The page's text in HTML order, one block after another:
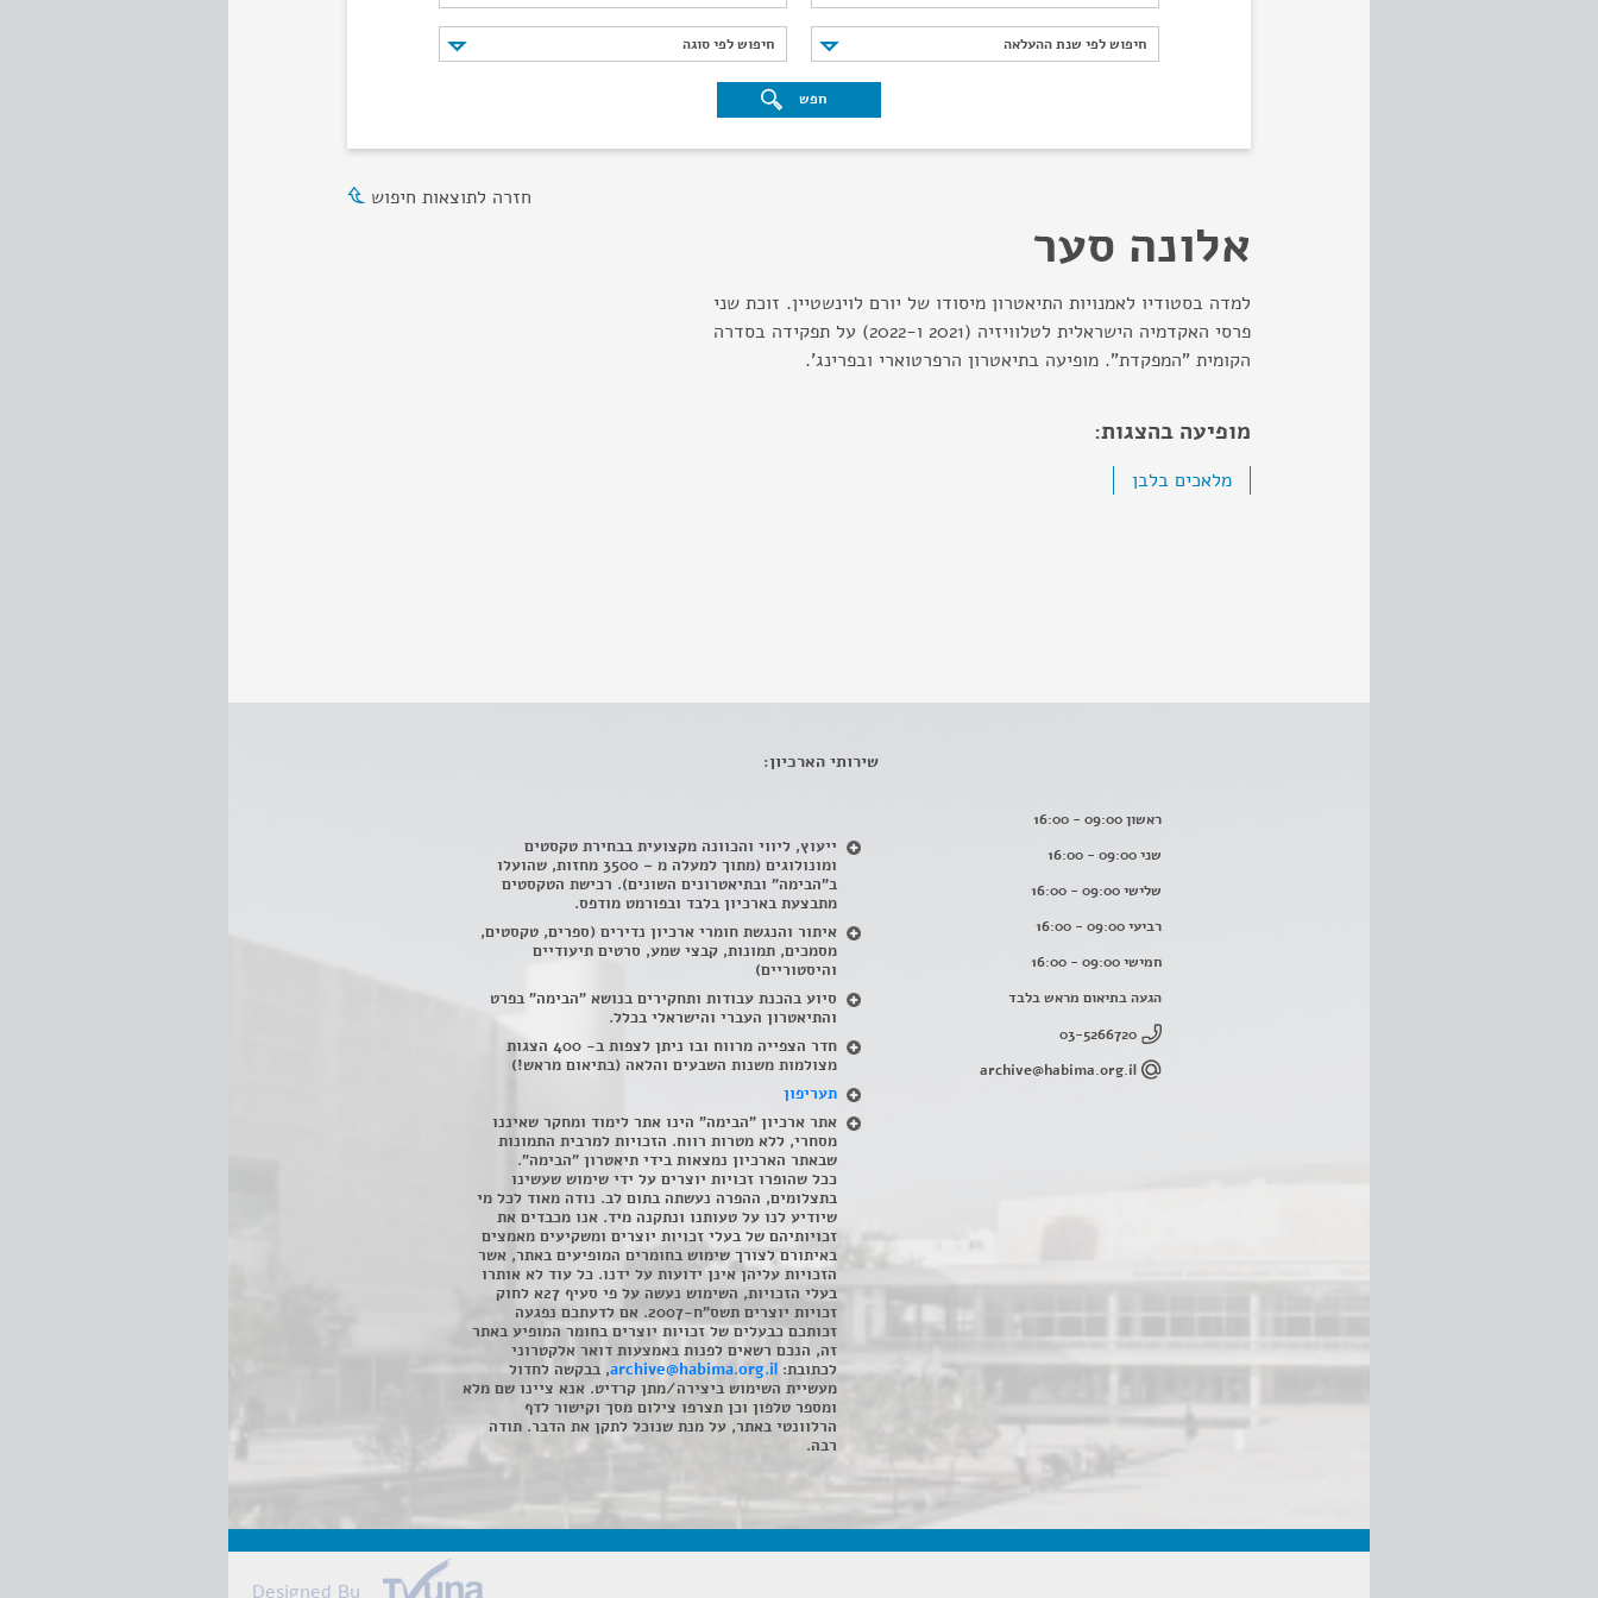
חיפוש לפי שנת ההעלאה
חיפוש לפי שנת ההעלאה חיפוש לפי סוגה
חיפוש לפי סוגה
חפש
חזרה לתוצאות חיפוש
אלונה סער
למדה בסטודיו לאמנויות התיאטרון מיסודו של יורם לוינשטיין. זוכת שני
פרסי האקדמיה הישראלית לטלוויזיה (2021 ו-2022) על תפקידה בסדרה
הקומית "המפקדת". מופיעה בתיאטרון הרפרטוארי ובפרינג'.
מופיעה בהצגות:
מלאכים בלבן
ראשון 09:00 - 16:00
שני 09:00 - 16:00
שלישי 09:00 - 16:00
רביעי 09:00 - 16:00
חמישי 09:00 - 16:00
הגעה בתיאום מראש בלבד
03-5266720
archive@habima.org.il
שירותי הארכיון:
ייעוץ, ליווי והכוונה מקצועית בבחירת טקסטים
ומונולוגים (מתוך למעלה מ – 3500 מחזות, שהועלו
ב"הבימה" ובתיאטרונים השונים). רכישת הטקסטים
מתבצעת בארכיון בלבד ובפורמט מודפס.
איתור והנגשת חומרי ארכיון נדירים (ספרים, טקסטים,
מסמכים, תמונות, קבצי שמע, סרטים תיעודיים
והיסטוריים)
סיוע בהכנת עבודות ותחקירים בנושא "הבימה" בפרט
והתיאטרון העברי והישראלי בכלל.
חדר הצפייה מרווח ובו ניתן לצפות ב- 400 הצגות
מצולמות משנות השבעים והלאה (בתיאום מראש!)
תעריפון
אתר ארכיון "הבימה" הינו אתר לימוד ומחקר שאיננו
מסחרי, ללא מטרות רווח. הזכויות למרבית התמונות
שבאתר הארכיון נמצאות בידי תיאטרון "הבימה".
ככל שהופרו זכויות יוצרים על ידי שימוש שעשינו
בתצלומים, ההפרה נעשתה בתום לב. נודה מאוד לכל מי
שיודיע לנו על טעותנו ונתקנה מיד. אנו מכבדים את
זכויותיהם של בעלי זכויות יוצרים ומשקיעים מאמצים
באיתורם לצורך שימוש בחומרים המופיעים באתר, אשר
הזכויות עליהן אינן ידועות על ידנו. כל עוד לא אותרו
בעלי הזכויות, השימוש נעשה על פי סעיף 27א לחוק
זכויות יוצרים תשס"ח-2007. אם לדעתכם נפגעה
זכותכם כבעלים של זכויות יוצרים בחומר המופיע באתר
זה, הנכם רשאים לפנות באמצעות דואר אלקטרוני
לכתובת: archive@habima.org.il, בבקשה לחדול
מעשיית השימוש ביצירה/מתן קרדיט. אנא ציינו שם מלא
ומספר טלפון וכן תצרפו צילום מסך וקישור לדף
הרלוונטי באתר, על מנת שנוכל לתקן את הדבר. תודה
רבה.
Designed By